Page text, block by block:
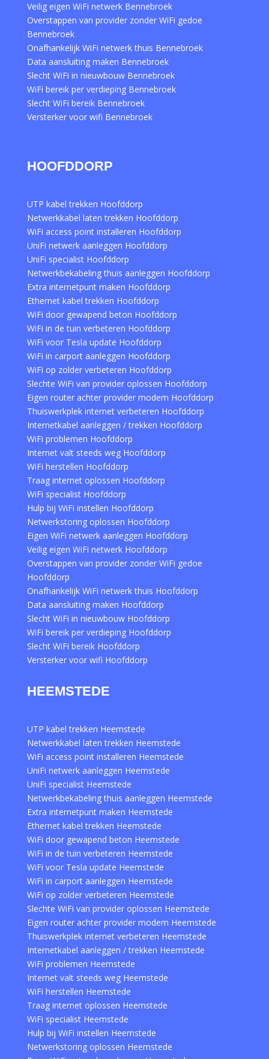
Veilig eigen WiFi netwerk Bennebroek
Overstappen van provider zonder WiFi gedoe
Bennebroek
Onafhankelijk WiFi netwerk thuis Bennebroek
Data aansluiting maken Bennebroek
Slecht WiFi in nieuwbouw Bennebroek
WiFi bereik per verdieping Bennebroek
Slecht WiFi bereik Bennebroek
Versterker voor wifi Bennebroek
HOOFDDORP
UTP kabel trekken Hoofddorp
Netwerkkabel laten trekken Hoofddorp
WiFi access point installeren Hoofddorp
UniFi netwerk aanleggen Hoofddorp
UniFi specialist Hoofddorp
Netwerkbekabeling thuis aanleggen Hoofddorp
Extra internetpunt maken Hoofddorp
Ethernet kabel trekken Hoofddorp
WiFi door gewapend beton Hoofddorp
WiFi in de tuin verbeteren Hoofddorp
WiFi voor Tesla update Hoofddorp
WiFi in carport aanleggen Hoofddorp
WiFi op zolder verbeteren Hoofddorp
Slechte WiFi van provider oplossen Hoofddorp
Eigen router achter provider modem Hoofddorp
Thuiswerkplek internet verbeteren Hoofddorp
Internetkabel aanleggen / trekken Hoofddorp
WiFi problemen Hoofddorp
Internet valt steeds weg Hoofddorp
WiFi herstellen Hoofddorp
Traag internet oplossen Hoofddorp
WiFi specialist Hoofddorp
Hulp bij WiFi instellen Hoofddorp
Netwerkstoring oplossen Hoofddorp
Eigen WiFi netwerk aanleggen Hoofddorp
Veilig eigen WiFi netwerk Hoofddorp
Overstappen van provider zonder WiFi gedoe
Hoofddorp
Onafhankelijk WiFi netwerk thuis Hoofddorp
Data aansluiting maken Hoofddorp
Slecht WiFi in nieuwbouw Hoofddorp
WiFi bereik per verdieping Hoofddorp
Slecht WiFi bereik Hoofddorp
Versterker voor wifi Hoofddorp
HEEMSTEDE
UTP kabel trekken Heemstede
Netwerkkabel laten trekken Heemstede
WiFi access point installeren Heemstede
UniFi netwerk aanleggen Heemstede
UniFi specialist Heemstede
Netwerkbekabeling thuis aanleggen Heemstede
Extra internetpunt maken Heemstede
Ethernet kabel trekken Heemstede
WiFi door gewapend beton Heemstede
WiFi in de tuin verbeteren Heemstede
WiFi voor Tesla update Heemstede
WiFi in carport aanleggen Heemstede
WiFi op zolder verbeteren Heemstede
Slechte WiFi van provider oplossen Heemstede
Eigen router achter provider modem Heemstede
Thuiswerkplek internet verbeteren Heemstede
Internetkabel aanleggen / trekken Heemstede
WiFi problemen Heemstede
Internet valt steeds weg Heemstede
WiFi herstellen Heemstede
Traag internet oplossen Heemstede
WiFi specialist Heemstede
Hulp bij WiFi instellen Heemstede
Netwerkstoring oplossen Heemstede